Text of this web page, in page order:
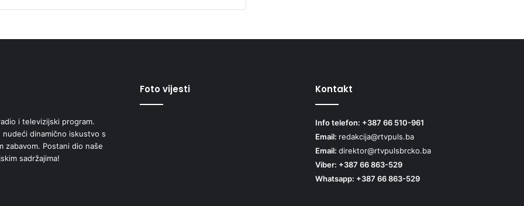
i televizijski program.
nudeći dinamično iskustvo s
zabavom. Postani dio naše
sadržajima!
Foto vijesti Kontakt
Info telefon: +387 66 510-961
Email: redakcija@rtvpuls.ba
Email: direktor@rtvpulsbrcko.ba
Viber: +387 66 863-529
Whatsapp: +387 66 863-529